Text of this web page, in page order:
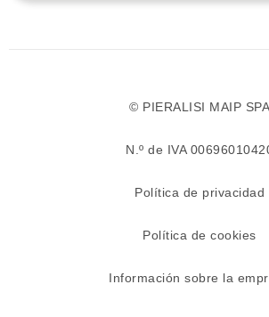
© PIERALISI MAIP SPA
N.º de IVA
Política de privacidad
Política de cookies
Información sobre la